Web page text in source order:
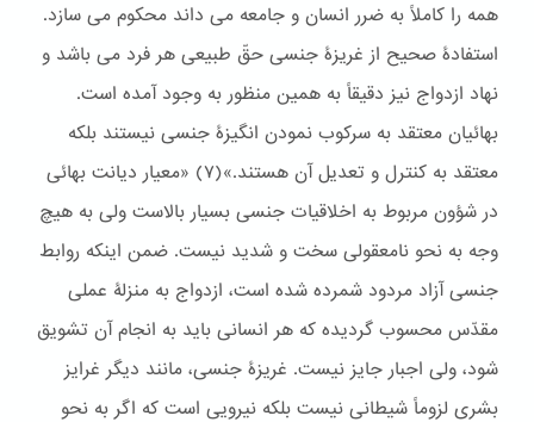
همه را کاملاً به ضرر انسان و جامعه می داند محکوم می سازد.
استفادۀ صحیح از غریزۀ جنسی حقّ طبیعی هر فرد می باشد و
نهاد ازدواج نیز دقیقاً به همین منظور به وجود آمده است.
بهائیان معتقد به سرکوب نمودن انگیزۀ جنسی نیستند بلکه
معتقد به کنترل و تعدیل آن هستند.»(٧) «معیار دیانت بهائی
در شؤون مربوط به اخلاقیات جنسی بسیار بالاست ولی به هیچ
وجه به نحو نامعقولی سخت و شدید نیست. ضمن اینکه روابط
جنسی آزاد مردود شمرده شده است، ازدواج به منزلۀ عملی
مقدّس محسوب گردیده که هر انسانی باید به انجام آن تشویق
شود، ولی اجبار جایز نیست. غریزۀ جنسی، مانند دیگر غرایز
بشری لزوماً شیطانی نیست بلکه نیرویی است که اگر به نحو